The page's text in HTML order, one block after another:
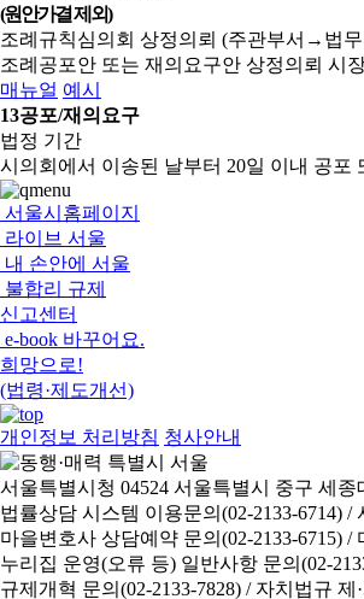
(원안가결 제외)
조례규칙심의회 상정의뢰 (주관부서→법
조례공포안 또는 재의요구안 상정의뢰 시
매뉴얼 예시
13공포/재의요구
법정 기간
시의회에서 이송된 날부터 20일 이내 공포
서울시홈페이지
라이브 서울
내 손안에 서울
불합리 규제
신고센터
e-book 바꾸어요.
희망으로!
(법령·제도개선)
개인정보 처리방침 청사안내
서울특별시청 04524 서울특별시 중구 세종
법률상담 시스템 이용문의(02-2133-6714) /
마을변호사 상담예약 문의(02-2133-6715) /
누리집 운영(오류 등) 일반사항 문의(02-
규제개혁 문의(02-2133-7828) / 자치법규 제